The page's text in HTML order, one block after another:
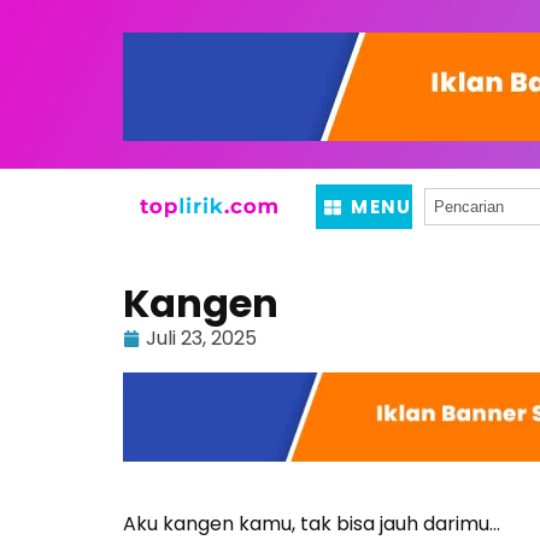
MENU
Kangen
Juli 23, 2025
Aku kangen kamu, tak bisa jauh darimu…